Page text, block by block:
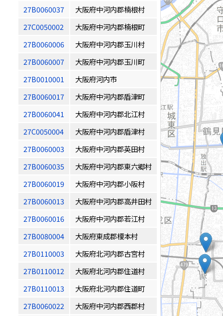
27B0060037
大阪府中河内郡楠根村
27C0050002
大阪府中河内郡楠根町
27B0060006
大阪府中河内郡玉川村
27B0060007
大阪府中河内郡玉川町
27B0010001
大阪府河内市
27B0060017
大阪府中河内郡盾津町
27B0060041
大阪府中河内郡北江村
27C0050004
大阪府中河内郡盾津村
27B0060003
大阪府中河内郡英田村
27B0060035
大阪府中河内郡東六郷村
27B0060019
大阪府中河内郡小阪村
27B0060013
大阪府中河内郡高井田村
27B0060016
大阪府中河内郡若江村
27B0080004
大阪府東成郡榎本村
27B0110003
大阪府北河内郡古宮村
27B0110012
大阪府北河内郡住道村
27B0110013
大阪府北河内郡住道町
27B0060022
大阪府中河内郡西郡村